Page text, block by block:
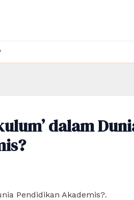
dalam
Pendidikan Akademis?.